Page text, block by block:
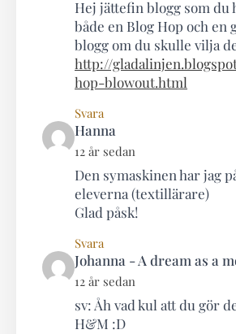
Hej jättefin blogg som du
både en Blog Hop och en
blogg om du skulle vilja
http://
hop-blowout.html
Svara
Hanna
12 år sedan
Den symaskinen har jag
eleverna (textillärare)
Glad påsk!
Svara
Johanna - A dream as a
12 år sedan
sv: Åh vad kul att du gör
H&M :D